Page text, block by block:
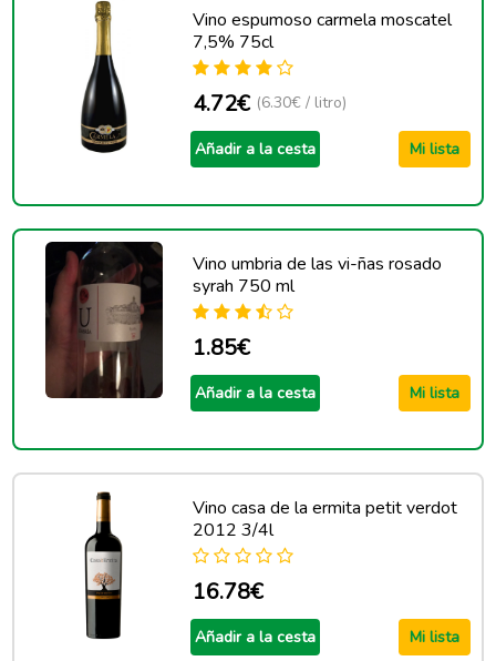
Vino espumoso carmela moscatel
7,5% 75cl
4.72€ (6.30€ / litro)
Añadir a la cesta Mi lista
Vino umbria de las vi-ñas rosado
syrah 750 ml
1.85€
Añadir a la cesta Mi lista
Vino casa de la ermita petit verdot
2012 3/4l
16.78€
Añadir a la cesta Mi lista